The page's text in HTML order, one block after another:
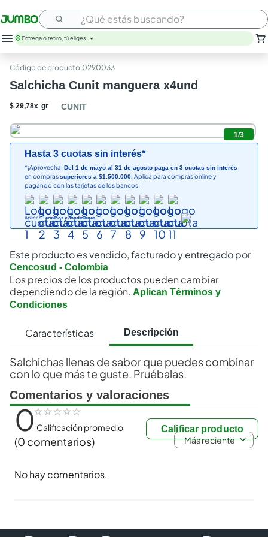
¿Qué estás buscando?
Entrega o retiro, tú eliges.
:0290033
Salchicha Cunit manguera x4und
$ 29,78x gr CUNIT
1/3
Hasta 3 cuotas sin interés*
*¡Aprovecha! Del 1 de mayo al 31 de agosto paga en 3 cuotas sin interés
en comprassuperiores a $1.500.000. Aplica para compras online y
pagando con las tarjetas de los bancos:
AplicanTérminos y condiciones
Este producto es vendido, facturado y entregado por
Cencosud - Colombia
Los precios de los productos pueden cambiar
dependiendo de la región. Aplican Términos y
Condiciones
Características Descripción
Salchichas llenas de sabor que puedes combinar
con lo que más te guste. Pruébalas.
Comentarios y valoraciones
Calificar producto
☆☆☆☆☆
0Calificación promedio
(0 comentarios) Más reciente
No hay comentarios.